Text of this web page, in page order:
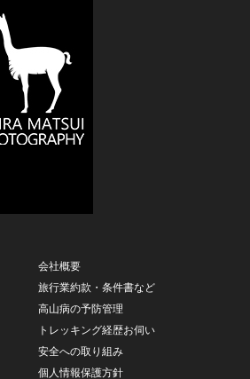
会社概要
旅行業約款・条件書など
高山病の予防管理
トレッキング経歴お伺い
安全への取り組み
個人情報保護方針